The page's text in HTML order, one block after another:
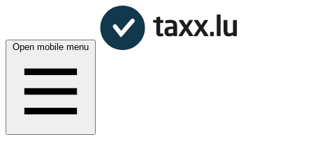
Open mobile menu